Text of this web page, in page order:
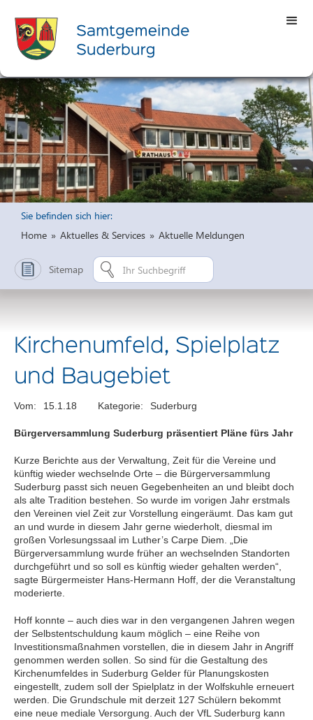
Sie befinden sich hier:
Home » Aktuelles & Services » Aktuelle Meldungen
Sitemap
Kirchenumfeld, Spielplatz
und Baugebiet
Vom: 15.1.18 Kategorie: Suderburg
Bürgerversammlung Suderburg präsentiert Pläne fürs Jahr
Kurze Berichte aus der Verwaltung, Zeit für die Vereine und
künftig wieder wechselnde Orte – die Bürgerversammlung
Suderburg passt sich neuen Gegebenheiten an und bleibt doch
als alte Tradition bestehen. So wurde im vorigen Jahr erstmals
den Vereinen viel Zeit zur Vorstellung eingeräumt. Das kam gut
an und wurde in diesem Jahr gerne wiederholt, diesmal im
großen Vorlesungssaal im Luther’s Carpe Diem. „Die
Bürgerversammlung wurde früher an wechselnden Standorten
durchgeführt und so soll es künftig wieder gehalten werden“,
sagte Bürgermeister Hans-Hermann Hoff, der die Veranstaltung
moderierte.
Hoff konnte – auch dies war in den vergangenen Jahren wegen
der Selbstentschuldung kaum möglich – eine Reihe von
Investitionsmaßnahmen vorstellen, die in diesem Jahr in Angriff
genommen werden sollen. So sind für die Gestaltung des
Kirchenumfeldes in Suderburg Gelder für Planungskosten
eingestellt, zudem soll der Spielplatz in der Wolfskuhle erneuert
werden. Die Grundschule mit derzeit 127 Schülern bekommt
eine neue mediale Versorgung. Auch der VfL Suderburg kann